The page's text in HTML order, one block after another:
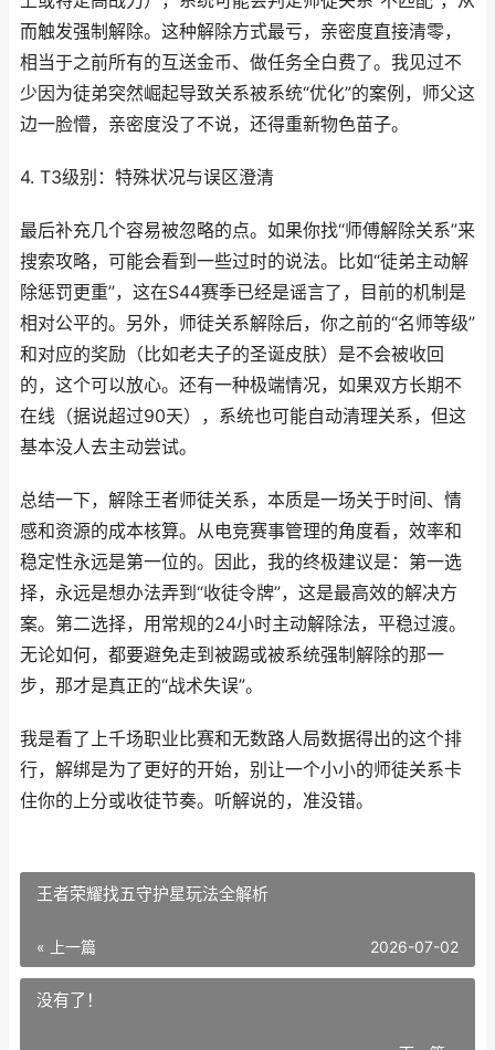
而触发强制解除。这种解除方式最亏，亲密度直接清零，
相当于之前所有的互送金币、做任务全白费了。我见过不
少因为徒弟突然崛起导致关系被系统“优化”的案例，师父这
边一脸懵，亲密度没了不说，还得重新物色苗子。
4. T3级别：特殊状况与误区澄清
最后补充几个容易被忽略的点。如果你找“师傅解除关系”来
搜索攻略，可能会看到一些过时的说法。比如“徒弟主动解
除惩罚更重”，这在S44赛季已经是谣言了，目前的机制是
相对公平的。另外，师徒关系解除后，你之前的“名师等级”
和对应的奖励（比如老夫子的圣诞皮肤）是不会被收回
的，这个可以放心。还有一种极端情况，如果双方长期不
在线（据说超过90天），系统也可能自动清理关系，但这
基本没人去主动尝试。
总结一下，解除王者师徒关系，本质是一场关于时间、情
感和资源的成本核算。从电竞赛事管理的角度看，效率和
稳定性永远是第一位的。因此，我的终极建议是：第一选
择，永远是想办法弄到“收徒令牌”，这是最高效的解决方
案。第二选择，用常规的24小时主动解除法，平稳过渡。
无论如何，都要避免走到被踢或被系统强制解除的那一
步，那才是真正的“战术失误”。
我是看了上千场职业比赛和无数路人局数据得出的这个排
行，解绑是为了更好的开始，别让一个小小的师徒关系卡
住你的上分或收徒节奏。听解说的，准没错。
王者荣耀找五守护星玩法全解析
« 上一篇 2026-07-02
没有了！